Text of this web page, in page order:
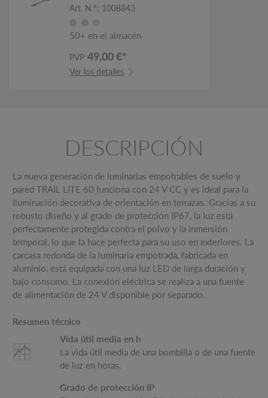
Art. N.º: 1008843
50+ en el almacén
PVP 49,00 €*
Ver los detalles
DESCRIPCIÓN
La nueva generación de luminarias empotrables de suelo y
pared TRAIL LITE 60 funciona con 24 V CC y es ideal para la
iluminación decorativa de orientación en terrazas. Gracias a su
robusto diseño y al grado de protección IP67, la luz está
perfectamente protegida contra el polvo y la inmersión
temporal, lo que la hace perfecta para su uso en exteriores. La
carcasa redonda de la luminaria empotrada, fabricada en
aluminio, está equipada con una luz LED de larga duración y
bajo consumo. La conexión eléctrica se realiza a una fuente
de alimentación de 24 V disponible por separado.
Resumen técnico
Vida útil media en h
La vida útil media de una bombilla o de una fuente
de luz en horas.
Grado de protección IP